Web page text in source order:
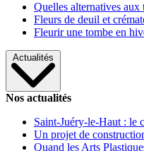
Quelles alternatives
Fleurs de deuil et
Fleurir une tombe en
Actualités
Nos actualités
Saint-Juéry-le-Haut : le
Un projet de
Quand les Arts